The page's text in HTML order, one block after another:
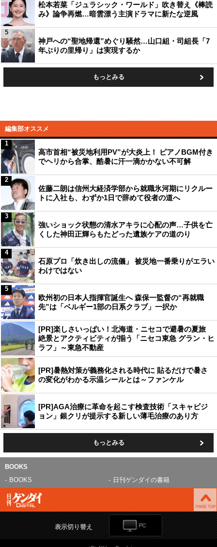
松本若菜「ジュラシック・ワールド」吹き替え《棒読
み》論争再燃…暗雲漂う主演ドラマに新たな逆風
神戸への“聖地帰還”めぐり騒然…山口組・司組長「7
年ぶりの里帰り」は実現するか
5
もっとみる
編集部オススメ
高市首相“被災地利用PV”が大炎上！ ピアノBGM付き
でヘリから合掌、酷暑に汗一滴かかない不可解
1
佐藤二朗は信州大経済学部から就職氷河期にリクルー
トに入社も、わずか1日で辞めて役者の道へ
2
強いショック状態の清水アキラに心配の声…子供を亡
くした神田正輝らもたどった遺族ケアの道のり
3
石原プロ「炊き出しの流儀」 被災地一番乗りがエラい
わけではない
4
欧州初の日本人指揮官誕生へ 森保一監督の“再就職
先”は「ベルギー1部の日系クラブ」一択か
5
[PR]楽しさいっぱい！北海道・ニセコで避暑の夏旅
絶景とアクティビティが揃う「ニセコ東急 グラン・ヒ
ラフ」～東急不動産
[PR]暑熱対策が義務化される時代に 貼るだけで暑さ
の変化がわかる示温シールとは～ファンケル
[PR]AGA治療に革命を起こす検査技術「スキャビジ
ョン」銀クリが提示する新しい薄毛治療のあり方
もっとみる
BOOKS
BOOKS
日刊ゲンダイの書籍
表示切り替え